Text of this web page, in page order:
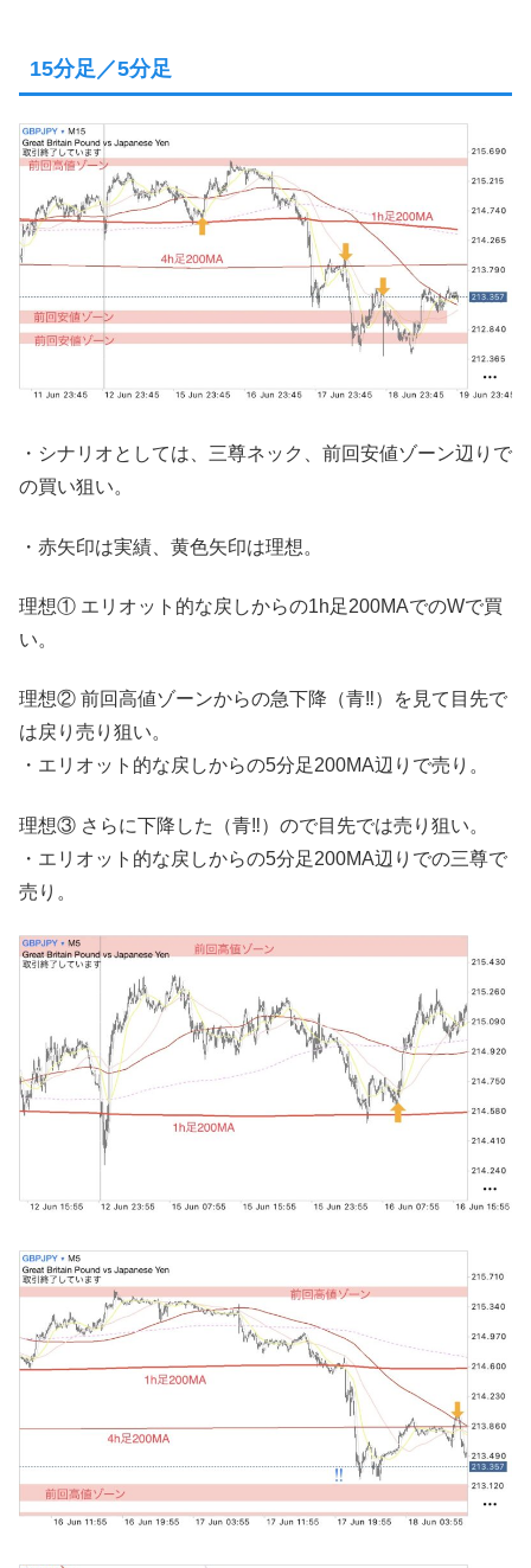
15分足／5分足
・シナリオとしては、三尊ネック、前回安値ゾーン辺りで
の買い狙い。
・赤矢印は実績、黄色矢印は理想。
理想① エリオット的な戻しからの1h足200MAでのWで買
い。
理想② 前回高値ゾーンからの急下降（青‼︎）を見て目先で
は戻り売り狙い。
・エリオット的な戻しからの5分足200MA辺りで売り。
理想③ さらに下降した（青‼︎）ので目先では売り狙い。
・エリオット的な戻しからの5分足200MA辺りでの三尊で
売り。